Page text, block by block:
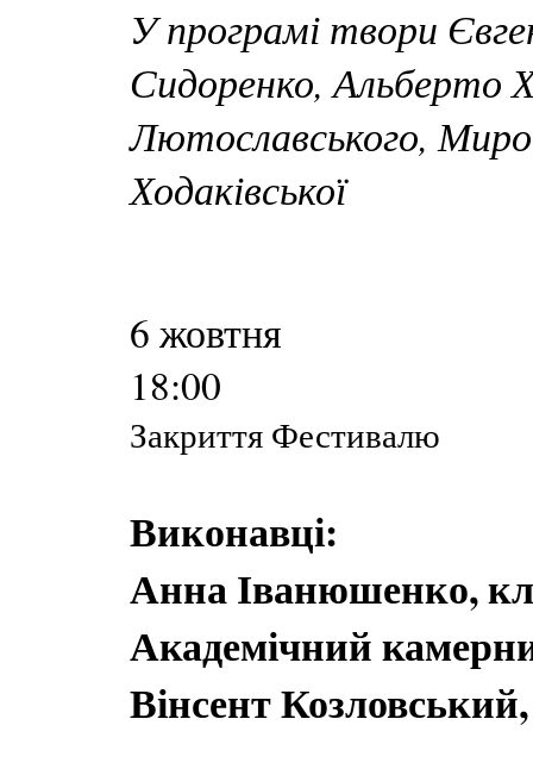
У програмі твори
Сидоренко, Альберто
Лютославського,
Ходаківської
6 жовтня
18:00
Закриття Фестивалю
Виконавці:
Анна Іванюшенко,
Академічний
Вінсент